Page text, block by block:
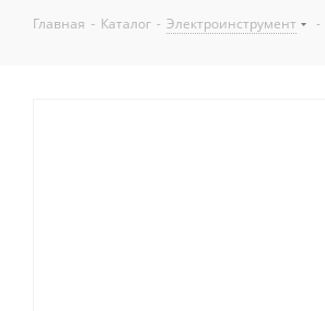
Главная - Каталог - Электроинструмент -